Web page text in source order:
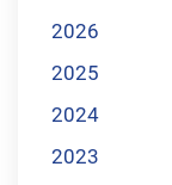
2026
2025
2024
2023